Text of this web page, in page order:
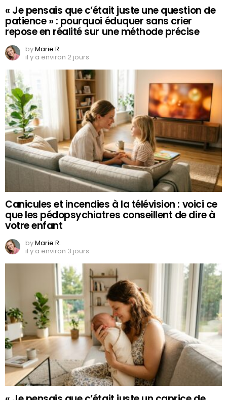
« Je pensais que c’était juste une question de
patience » : pourquoi éduquer sans crier
repose en réalité sur une méthode précise
byMarie R.
il y a environ 2 jours
Canicules et incendies à la télévision : voici ce
que les pédopsychiatres conseillent de dire à
votre enfant
byMarie R.
il y a environ 3 jours